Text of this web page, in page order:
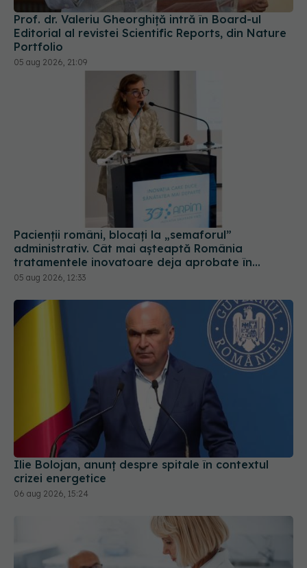
Prof. dr. Valeriu Gheorghiță intră în Board-ul
Editorial al revistei Scientific Reports, din Nature
Portfolio
05 aug 2026, 21:09
Pacienții români, blocați la „semaforul”
administrativ. Cât mai așteaptă România
tratamentele inovatoare deja aprobate în
Europa
05 aug 2026, 12:33
Ilie Bolojan, anunț despre spitale în contextul
crizei energetice
06 aug 2026, 15:24